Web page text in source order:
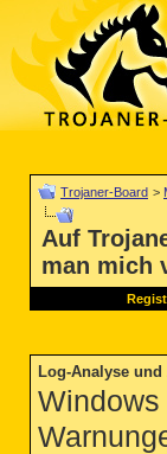
Trojaner-Board >
Auf
man mich
Log-Analyse